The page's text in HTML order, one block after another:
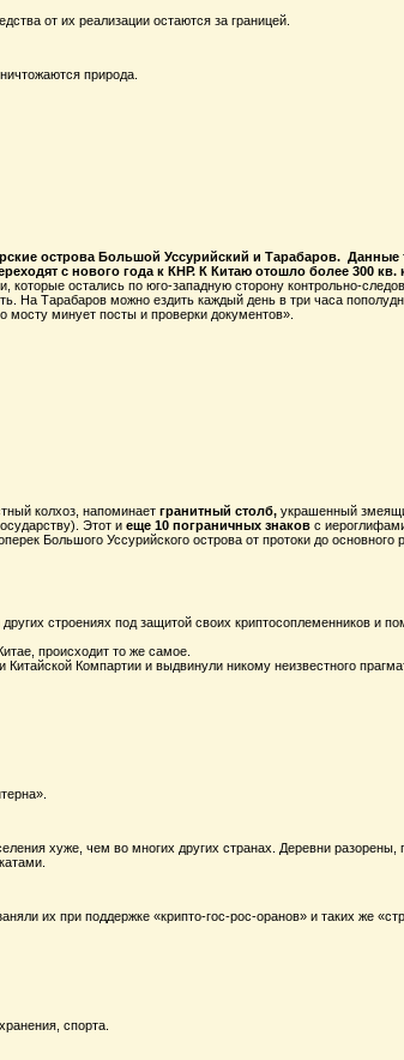
от их реализации остаются за границей.
природа.
острова Большой Уссурийский и Тарабаров.
с нового года к КНР. К Китаю отошло более 300 кв.
остались по юго-западную сторону контрольно-
На Тарабаров можно ездить каждый день в три часа
минует посты и проверки документов».
колхоз, напоминает гранитный столб, украшенный
Этот и еще 10 пограничных знаковс
Большого Уссурийского острова от протоки до основного
строениях под защитой своих криптосоплеменников и
происходит то же самое.
Компартии и выдвинули никому неизвестного
хуже, чем во многих других странах. Деревни
их при поддержке «крипто-гос-рос-оранов» и таких же
спорта.